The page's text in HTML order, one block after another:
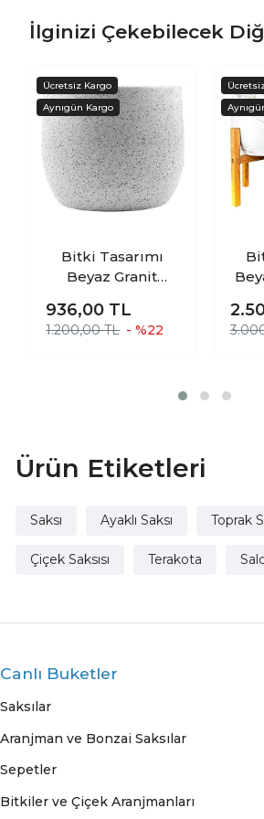
İlginizi Çekebilecek
Bitki Tasarımı
Beyaz Granit
Saksılık Salon
Çiçeklik - 19 CM
936,00 TL
1.200,00 TL - %22
Ürün Etiketleri
Saksı Ayaklı Saksı Toprak
Çiçek Saksısı Terakota
Canlı Buketler
Saksılar
Aranjman ve Bonzai Saksılar
Sepetler
Bitkiler ve Çiçek Aranjmanları